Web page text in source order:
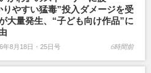
りやすい猛毒”投入ダメージを受
大量発生、“子ども向け作品”に
年8月18日・25日号 6時間前